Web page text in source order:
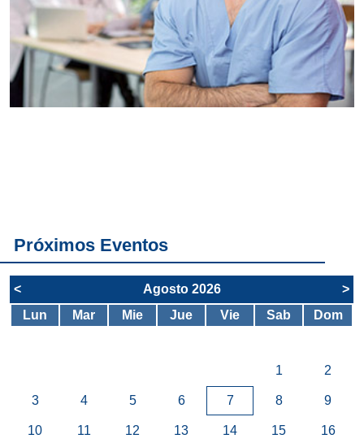
Próximos Eventos
< Agosto 2026
>
Lun
Mar Mie Jue Vie Sab Dom
1 2
3 4 5 6 7 8 9
10 11 12 13 14 15 16